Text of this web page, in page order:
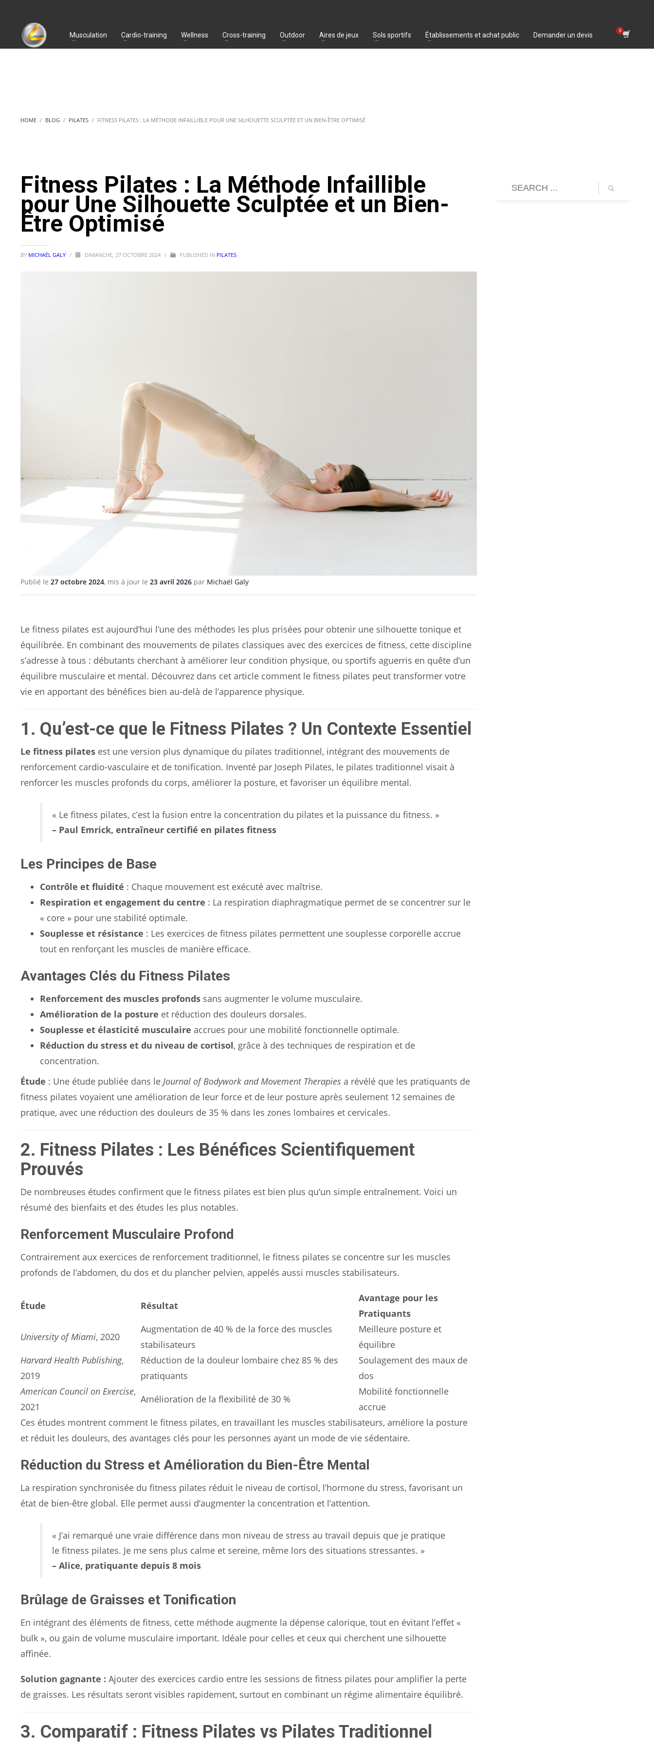
Musculation Cardio-training Wellness Cross-training Outdoor Aires de jeux Sols sportifs Établissements et achat public Demander un devis
HOME BLOG PILATES FITNESS PILATES : LA MÉTHODE INFAILLIBLE POUR UNE SILHOUETTE SCULPTÉE ET UN BIEN-ÊTRE OPTIMISÉ
Fitness Pilates : La Méthode Infaillible
pour Une Silhouette Sculptée et un Bien-
Être Optimisé
BY MICHAËL GALY / DIMANCHE, 27 OCTOBRE 2024 / PUBLISHED IN PILATES
Publié le 27 octobre 2024, mis à jour le 23 avril 2026 par Michaël Galy
Le fitness pilates est aujourd’hui l’une des méthodes les plus prisées pour obtenir une silhouette tonique et
équilibrée. En combinant des mouvements de pilates classiques avec des exercices de fitness, cette discipline
s’adresse à tous : débutants cherchant à améliorer leur condition physique, ou sportifs aguerris en quête d’un
équilibre musculaire et mental. Découvrez dans cet article comment le fitness pilates peut transformer votre
vie en apportant des bénéfices bien au-delà de l’apparence physique.
1. Qu’est-ce que le Fitness Pilates ? Un Contexte Essentiel
Le fitness pilates est une version plus dynamique du pilates traditionnel, intégrant des mouvements de
renforcement cardio-vasculaire et de tonification. Inventé par Joseph Pilates, le pilates traditionnel visait à
renforcer les muscles profonds du corps, améliorer la posture, et favoriser un équilibre mental.
« Le fitness pilates, c’est la fusion entre la concentration du pilates et la puissance du fitness. »
– Paul Emrick, entraîneur certifié en pilates fitness
Les Principes de Base
Contrôle et fluidité : Chaque mouvement est exécuté avec maîtrise.
Respiration et engagement du centre : La respiration diaphragmatique permet de se concentrer sur le
« core » pour une stabilité optimale.
Souplesse et résistance : Les exercices de fitness pilates permettent une souplesse corporelle accrue
tout en renforçant les muscles de manière efficace.
Avantages Clés du Fitness Pilates
Renforcement des muscles profonds sans augmenter le volume musculaire.
Amélioration de la posture et réduction des douleurs dorsales.
Souplesse et élasticité musculaire accrues pour une mobilité fonctionnelle optimale.
Réduction du stress et du niveau de cortisol, grâce à des techniques de respiration et de
concentration.
Étude : Une étude publiée dans le Journal of Bodywork and Movement Therapies a révélé que les pratiquants de
fitness pilates voyaient une amélioration de leur force et de leur posture après seulement 12 semaines de
pratique, avec une réduction des douleurs de 35 % dans les zones lombaires et cervicales.
2. Fitness Pilates : Les Bénéfices Scientifiquement
Prouvés
De nombreuses études confirment que le fitness pilates est bien plus qu’un simple entraînement. Voici un
résumé des bienfaits et des études les plus notables.
Renforcement Musculaire Profond
Contrairement aux exercices de renforcement traditionnel, le fitness pilates se concentre sur les muscles
profonds de l’abdomen, du dos et du plancher pelvien, appelés aussi muscles stabilisateurs.
Étude Résultat
Avantage pour les
Pratiquants
University of Miami, 2020
Augmentation de 40 % de la force des muscles
stabilisateurs
Meilleure posture et
équilibre
Harvard Health Publishing,
2019
Réduction de la douleur lombaire chez 85 % des
pratiquants
Soulagement des maux de
dos
American Council on Exercise,
2021
Amélioration de la flexibilité de 30 %
Mobilité fonctionnelle
accrue
Ces études montrent comment le fitness pilates, en travaillant les muscles stabilisateurs, améliore la posture
et réduit les douleurs, des avantages clés pour les personnes ayant un mode de vie sédentaire.
Réduction du Stress et Amélioration du Bien-Être Mental
La respiration synchronisée du fitness pilates réduit le niveau de cortisol, l’hormone du stress, favorisant un
état de bien-être global. Elle permet aussi d’augmenter la concentration et l’attention.
« J’ai remarqué une vraie différence dans mon niveau de stress au travail depuis que je pratique
le fitness pilates. Je me sens plus calme et sereine, même lors des situations stressantes. »
– Alice, pratiquante depuis 8 mois
Brûlage de Graisses et Tonification
En intégrant des éléments de fitness, cette méthode augmente la dépense calorique, tout en évitant l’effet «
bulk », ou gain de volume musculaire important. Idéale pour celles et ceux qui cherchent une silhouette
affinée.
Solution gagnante : Ajouter des exercices cardio entre les sessions de fitness pilates pour amplifier la perte
de graisses. Les résultats seront visibles rapidement, surtout en combinant un régime alimentaire équilibré.
3. Comparatif : Fitness Pilates vs Pilates Traditionnel